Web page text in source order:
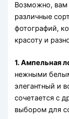
Возможно, вам
различные
фотографий,
красоту и
1. Ампельная
нежными
элегантный и
сочетается с
выбором для